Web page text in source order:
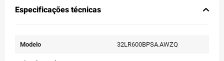
Especificações técnicas
Modelo 32LR600BPSA.AWZQ